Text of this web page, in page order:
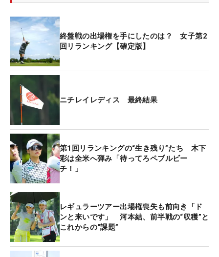
ベテランも頑張っている。レギュラーツアー通算5
勝の29歳・比嘉真美子はQTランク82位と出場が制
限されたなか、7試合中6度の予選通過。175.06ポイ
ント（pt）を獲得して、リランキング11位でシード
返り咲きへの足がかりを作った。
“ボーダーライン”付近の選手はどうだろうか。QT65
位から飛躍したのは今大会で5位タイに入った鶴岡
果恋だ。55ptを加算し、リランキング27位
（110.25pt）で中盤戦出場権を獲得した。1年間で
つかえる推薦出場試合数8試合をすべて前半戦でつ
ぎ込む策と、勝負どころでの集中力が光った。
QTランク1位の若林舞衣子はリランキング31位で出
場権をキープ。QTランク131位の木戸愛はリランキ
ング35位で“下克上”に成功した。そのほか、直近3
戦で30pt以上を稼いだ木下彩（36位）や、今大会で
8位タイに入り、わずか1試合の出場でリランキング
終盤戦の出場権を手にしたのは？ 女子第2
回リランキング【確定版】
ニチレイレディス 最終結果
第1回リランキングの“生き残り”たち 木下
彩は全米へ弾み「待ってろペブルビー
チ！」
レギュラーツアー出場権喪失も前向き「ド
ンと来いです」 河本結、前半戦の“収穫”と
これからの“課題”